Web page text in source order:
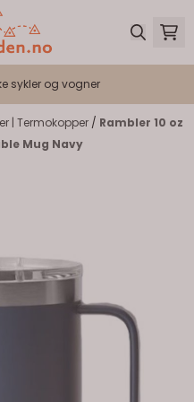
sykler og vogner
| Termokopper / Rambler 10 oz
Mug Navy